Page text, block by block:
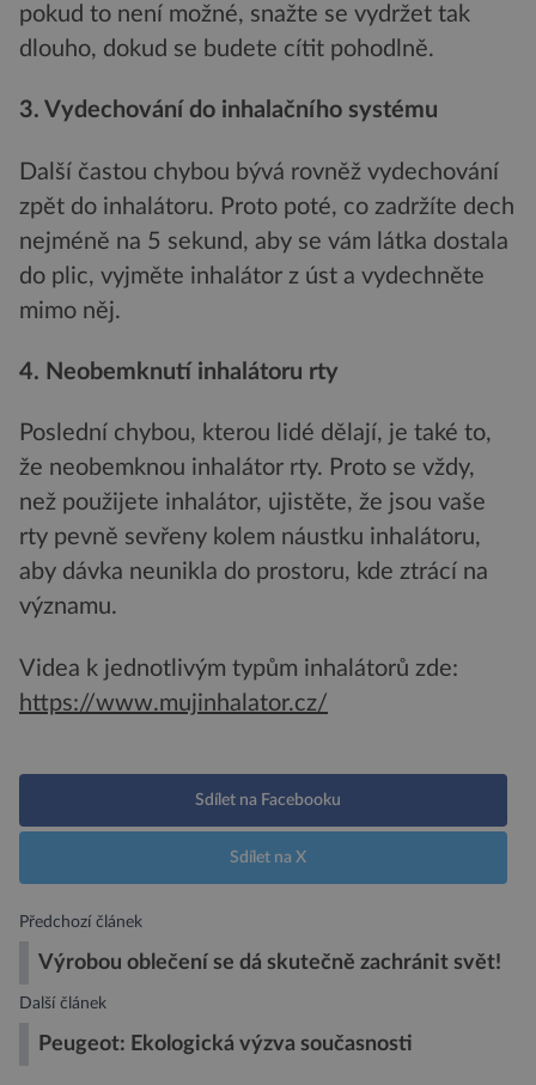
pokud to není možné, snažte se vydržet tak
dlouho, dokud se budete cítit pohodlně.
3. Vydechování do inhalačního systému
Další častou chybou bývá rovněž vydechování
zpět do inhalátoru. Proto poté, co zadržíte dech
nejméně na 5 sekund, aby se vám látka dostala
do plic, vyjměte inhalátor z úst a vydechněte
mimo něj.
4. Neobemknutí inhalátoru rty
Poslední chybou, kterou lidé dělají, je také to,
že neobemknou inhalátor rty. Proto se vždy,
než použijete inhalátor, ujistěte, že jsou vaše
rty pevně sevřeny kolem náustku inhalátoru,
aby dávka neunikla do prostoru, kde ztrácí na
významu.
Videa k jednotlivým typům inhalátorů zde:
https://www.mujinhalator.cz/
Sdílet na Facebooku
Sdílet na X
Předchozí článek
Výrobou oblečení se dá skutečně zachránit svět!
Další článek
Peugeot: Ekologická výzva současnosti